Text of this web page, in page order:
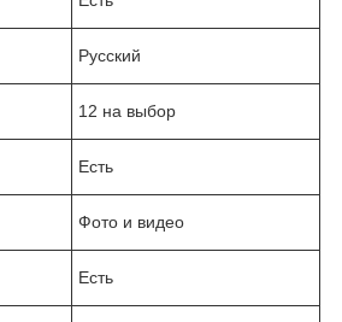
Русский
12 на выбор
Есть
Фото и видео
Есть